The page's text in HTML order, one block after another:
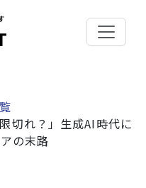
切れ？」生成AI時代に
の末路